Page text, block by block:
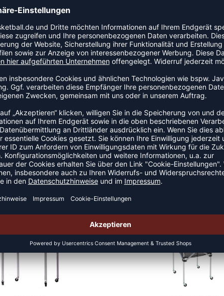
an. Egal ob bei 5-gegen-5-Spielen oder beim
dein Fußball immer einsatzbereit. Dank ihres
NEW